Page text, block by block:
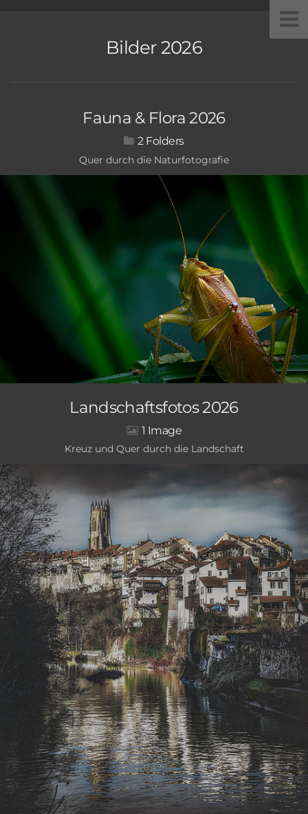
Bilder 2026
Fauna & Flora 2026
2
Quer durch die Naturfotografie
Landschaftsfotos 2026
1
Kreuz und Quer durch die Landschaft